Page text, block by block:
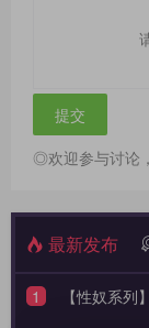
◎欢迎参与讨论
最新发布
1
【性奴系列】90